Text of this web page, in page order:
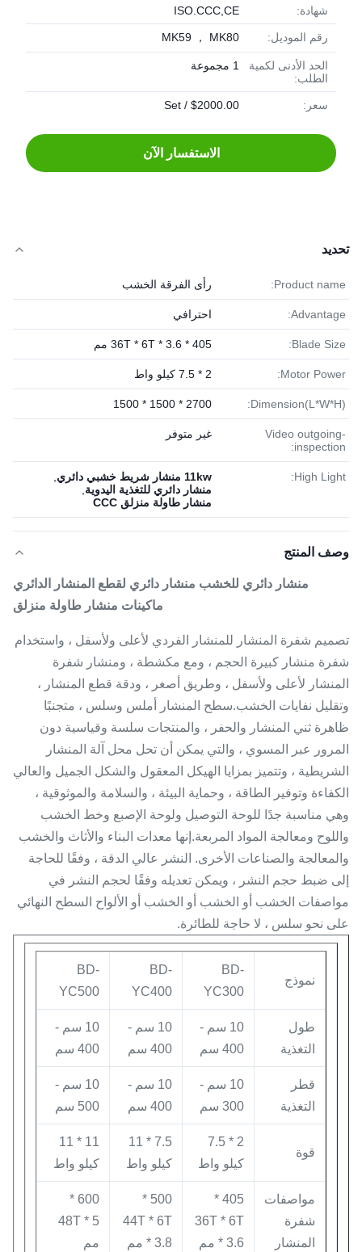
شهادة: ISO.CCC,CE
رقم الموديل: MK59 ， MK80
الحد الأدنى لكمية
الطلب:
1 مجموعة
سعر: $2000.00 / Set
الاستفسار الآن
تحديد
Product name: رأى الفرقة الخشب
Advantage: احترافي
Blade Size: 405 * 36T * 6T * 3.6 مم
Motor Power: 2 * 7.5 كيلو واط
Dimension(L*W*H):
2700 * 1500 * 1500
Video outgoing-
inspection:
غير متوفر
High Light: 11kw منشار شريط خشبي دائري
منشار دائري للتغذية اليدوية
منشار طاولة منزلق CCC
وصف المنتج
منشار دائري للخشب منشار دائري لقطع المنشار الدائري
ماكينات منشار طاولة منزلق
تصميم شفرة المنشار للمنشار الفردي لأعلى ولأسفل ، واستخدام
شفرة منشار كبيرة الحجم ، ومع مكشطة ، ومنشار شفرة
المنشار لأعلى ولأسفل ، وطريق أصغر ، ودقة قطع المنشار ،
وتقليل نفايات الخشب.سطح المنشار أملس وسلس ، متجنبًا
ظاهرة ثني المنشار والحفر ، والمنتجات سلسة وقياسية دون
المرور عبر المسوي ، والتي يمكن أن تحل محل آلة المنشار
الشريطية ، وتتميز بمزايا الهيكل المعقول والشكل الجميل والعالي
الكفاءة وتوفير الطاقة ، وحماية البيئة ، والسلامة والموثوقية ،
وهي مناسبة جدًا للوحة التوصيل ولوحة الإصبع وخط الخشب
واللوح ومعالجة المواد المربعة.إنها معدات البناء والأثاث والخشب
والمعالجة والصناعات الأخرى. النشر عالي الدقة ، وفقًا للحاجة
إلى ضبط حجم النشر ، ويمكن تعديله وفقًا لحجم النشر في
مواصفات الخشب أو الخشب أو الخشب أو الألواح السطح النهائي
على نحو سلس ، لا حاجة للطائرة.
نموذج
BD-
YC300
BD-
YC400
BD-
YC500
طول
التغذية
10 سم -
400 سم
10 سم -
400 سم
10 سم -
400 سم
قطر
التغذية
10 سم -
300 سم
10 سم -
400 سم
10 سم -
500 سم
قوة
2 * 7.5
كيلو واط
7.5 * 11
كيلو واط
11 * 11
كيلو واط
مواصفات
شفرة
المنشار
405 *
36T * 6T
* 3.6 مم
500 *
44T * 6T
* 3.8 مم
600 *
48T * 5
مم